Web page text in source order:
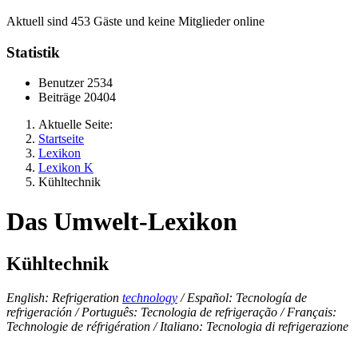
Aktuell sind 453 Gäste und keine Mitglieder online
Statistik
Benutzer2534
Beiträge 20404
Aktuelle Seite:
Startseite
Lexikon
Lexikon K
Kühltechnik
Das Umwelt-Lexikon
Kühltechnik
English: Refrigeration technology / Español: Tecnología de
refrigeración / Português: Tecnologia de refrigeração / Français:
Technologie de réfrigération / Italiano: Tecnologia di refrigerazione